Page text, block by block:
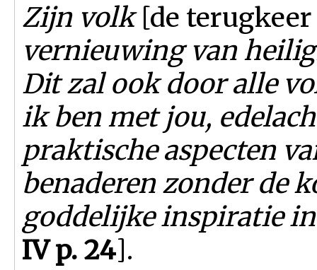
Zijn volk[de
vernieuwing van
Dit zal ook door alle
ik ben met jou,
praktische aspecten
benaderen zonder de
goddelijke inspiratie
IV p. 24].